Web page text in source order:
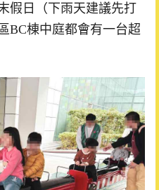
假日（下雨天建議先打
BC棟中庭都會有一台超